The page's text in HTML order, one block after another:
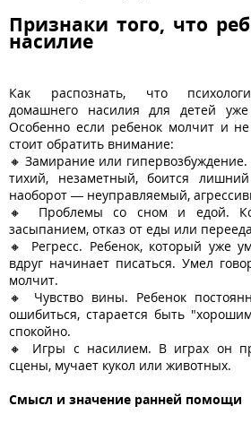
Признаки того, что
насилие
Как распознать, что
домашнего насилия для детей
Особенно если ребенок молчит и
стоит обратить внимание:
🔸 Замирание или
тихий, незаметный, боится
наоборот — неуправляемый,
🔸 Проблемы со сном и едой.
засыпанием, отказ от еды или
🔸 Регресс. Ребенок, который уже
вдруг начинает писаться. Умел
молчит.
🔸 Чувство вины. Ребенок
ошибиться, старается быть
спокойно.
🔸 Игры с насилием. В играх он
сцены, мучает кукол или животных.
Смысл и значение ранней помощи